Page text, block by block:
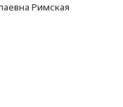
Римская